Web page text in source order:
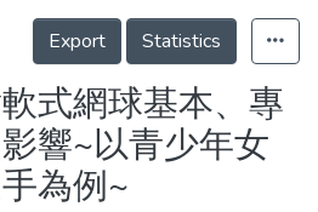
Details
Export
Statistics
式網球基本、專
響~以青少年女
為例~